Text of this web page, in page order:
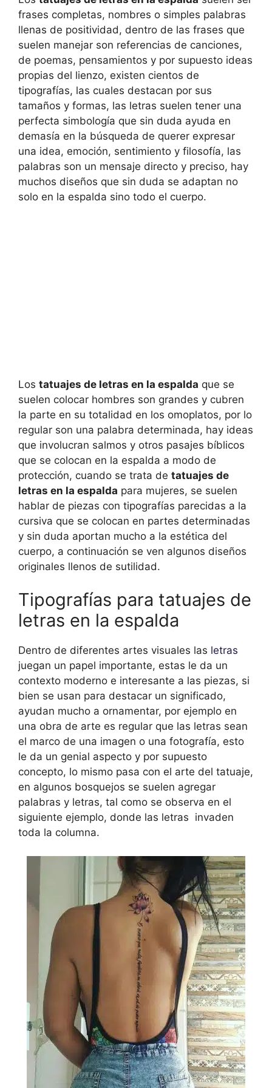
frases completas, nombres o simples palabras
llenas de positividad, dentro de las frases que
suelen manejar son referencias de canciones,
de poemas, pensamientos y por supuesto ideas
propias del lienzo, existen cientos de
tipografías, las cuales destacan por sus
tamaños y formas, las letras suelen tener una
perfecta simbología que sin duda ayuda en
demasía en la búsqueda de querer expresar
una idea, emoción, sentimiento y filosofía, las
palabras son un mensaje directo y preciso, hay
muchos diseños que sin duda se adaptan no
solo en la espalda sino todo el cuerpo.
Los tatuajes de letras en la espalda que se
suelen colocar hombres son grandes y cubren
la parte en su totalidad en los omoplatos, por lo
regular son una palabra determinada, hay ideas
que involucran salmos y otros pasajes bíblicos
que se colocan en la espalda a modo de
protección, cuando se trata de tatuajes de
letras en la espalda para mujeres, se suelen
hablar de piezas con tipografías parecidas a la
cursiva que se colocan en partes determinadas
y sin duda aportan mucho a la estética del
cuerpo, a continuación se ven algunos diseños
originales llenos de sutilidad.
Tipografías para tatuajes de
letras en la espalda
Dentro de diferentes artes visuales las letras
juegan un papel importante, estas le da un
contexto moderno e interesante a las piezas, si
bien se usan para destacar un significado,
ayudan mucho a ornamentar, por ejemplo en
una obra de arte es regular que las letras sean
el marco de una imagen o una fotografía, esto
le da un genial aspecto y por supuesto
concepto, lo mismo pasa con el arte del tatuaje,
en algunos bosquejos se suelen agregar
palabras y letras, tal como se observa en el
siguiente ejemplo, donde las letras invaden
toda la columna.